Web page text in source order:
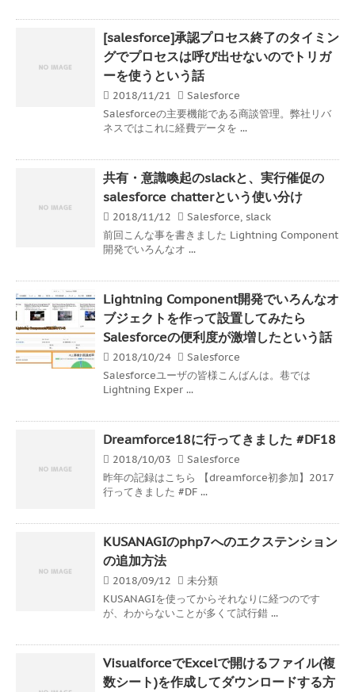
[salesforce]承認プロセス終了のタイミン
グでプロセスは呼び出せないのでトリガ
ーを使うという話
2018/11/21
Salesforce
Salesforceの主要機能である商談管理。弊社リバ
ネスではこれに経費データを ...
共有・意識喚起のslackと、実行催促の
salesforce chatterという使い分け
2018/11/12 Salesforce, slack
前回こんな事を書きました Lightning Component
開発でいろんなオ ...
Lightning Component開発でいろんなオ
ブジェクトを作って設置してみたら
Salesforceの便利度が激増したという話
2018/10/24
Salesforce
Salesforceユーザの皆様こんばんは。巷では
Lightning Exper ...
Dreamforce18に行ってきました #DF18
2018/10/03
Salesforce
昨年の記録はこちら 【dreamforce初参加】2017
行ってきました #DF ...
KUSANAGIのphp7へのエクステンション
の追加方法
2018/09/12
未分類
KUSANAGIを使ってからそれなりに経つのです
が、わからないことが多くて試行錯 ...
VisualforceでExcelで開けるファイル(複
数シート)を作成してダウンロードする方